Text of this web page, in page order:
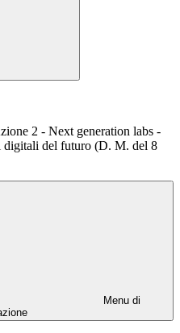
2 - Next generation labs -
digitali del futuro (D. M. del 8
Menu di